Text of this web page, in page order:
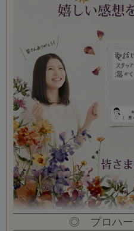
◎ プロハ